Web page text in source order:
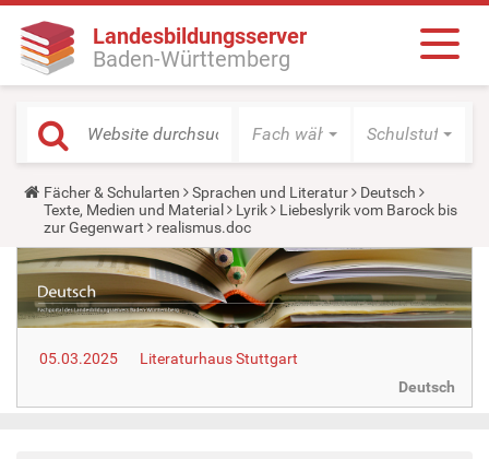
Landesbildungsserver
Baden-Württemberg
Fach wählen Schulstufe
Y
o
u
a
r
e
h
e
r
:
Fächer & Schularten Sprachen und Literatur
Deutsch
Texte, Medien und Material
Lyrik
Liebeslyrik vom Barock bis
zur Gegenwart
realismus.doc
05.03.2025
Literaturhaus Stuttgart
Deutsch